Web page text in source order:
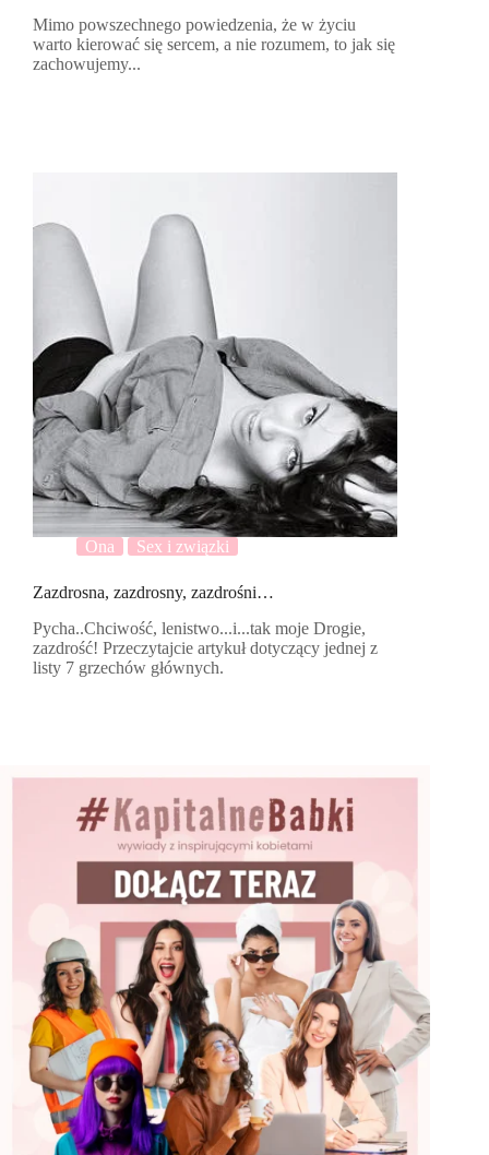
Mimo powszechnego powiedzenia, że w życiu
warto kierować się sercem, a nie rozumem, to jak się
zachowujemy...
Ona Sex i związki
Zazdrosna, zazdrosny, zazdrośni…
Pycha..Chciwość, lenistwo...i...tak moje Drogie,
zazdrość! Przeczytajcie artykuł dotyczący jednej z
listy 7 grzechów głównych.